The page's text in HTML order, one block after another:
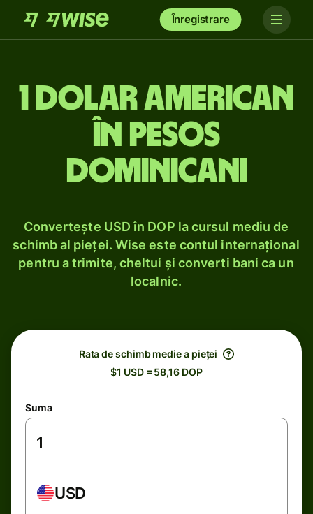
Înregistrare
1 dolar american
în pesos
dominicani
Convertește USD în DOP la cursul mediu de
schimb al pieței. Wise este contul internațional
pentru a trimite, cheltui și converti bani ca un
localnic.
Rata de schimb medie a pieței
$1 USD = 58,16 DOP
Suma
USD